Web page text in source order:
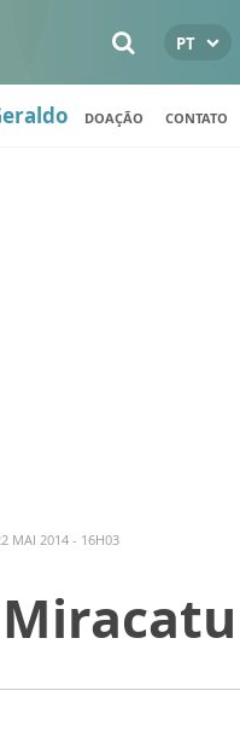
PT
DOAÇÃO CONTATO
MAI 2014 - 16H03